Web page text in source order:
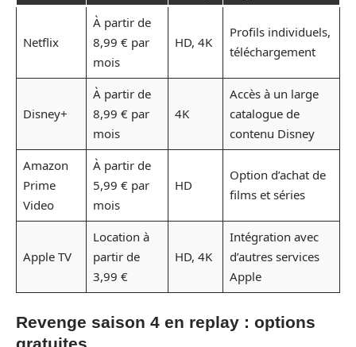
Netflix
À partir de
8,99 € par
mois
HD, 4K
Profils individuels,
téléchargement
Disney+
À partir de
8,99 € par
mois
4K
Accès à un large
catalogue de
contenu Disney
Amazon
Prime
Video
À partir de
5,99 € par
mois
HD
Option d’achat de
films et séries
Apple TV
Location à
partir de
3,99 €
HD, 4K
Intégration avec
d’autres services
Apple
Revenge saison 4 en replay : options
gratuites